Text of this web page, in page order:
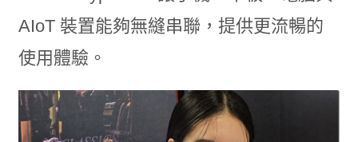
AIoT 裝置能夠無縫串聯，提供更流暢的
使用體驗。